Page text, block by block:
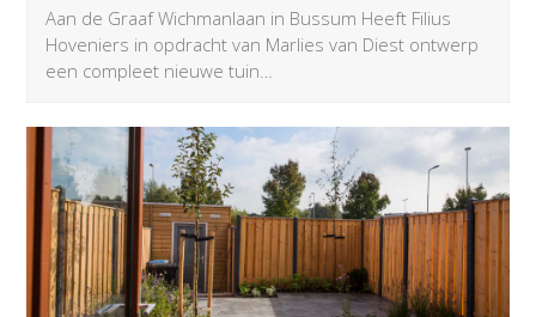
Aan de Graaf Wichmanlaan in Bussum Heeft Filius
Hoveniers in opdracht van Marlies van Diest ontwerp
een compleet nieuwe tuin…